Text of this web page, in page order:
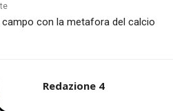
campo con la metafora del calcio
Redazione 4